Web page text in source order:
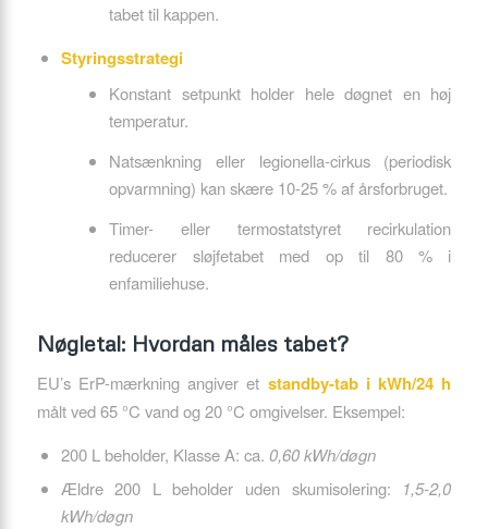
tabet til kappen.
Styringsstrategi
Konstant setpunkt holder hele døgnet en høj
temperatur.
Natsænkning eller legionella-cirkus (periodisk
opvarmning) kan skære 10-25 % af årsforbruget.
Timer- eller termostatstyret recirkulation
reducerer sløjfetabet med op til 80 % i
enfamiliehuse.
Nøgletal: Hvordan måles tabet?
EU’s ErP-mærkning angiver et standby-tab i kWh/24 h
målt ved 65 °C vand og 20 °C omgivelser. Eksempel:
200 L beholder, Klasse A: ca. 0,60 kWh/døgn
Ældre 200 L beholder uden skumisolering: 1,5-2,0
kWh/døgn